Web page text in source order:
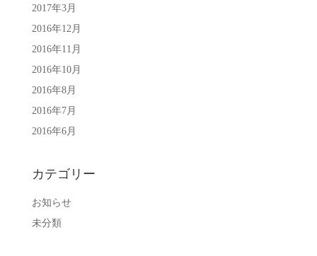
2017年3月
2016年12月
2016年11月
2016年10月
2016年8月
2016年7月
2016年6月
カテゴリー
お知らせ
未分類